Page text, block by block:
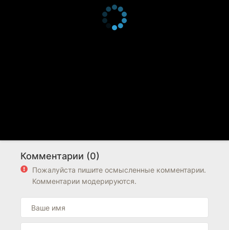
Комментарии (0)
Пожалуйста пишите осмысленные комментарии.
Комментарии модерируются.